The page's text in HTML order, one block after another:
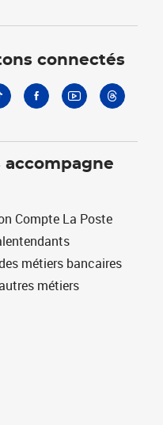
connectés
accompagne
Compte La Poste
métiers bancaires
métiers